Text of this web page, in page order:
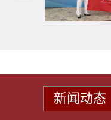
新闻动态